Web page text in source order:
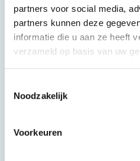
partners voor social media,
partners kunnen deze
informatie die u aan ze heeft
verzameld op basis van uw
Noodzakelijk
Voorkeuren
luistertips en
met het hartje als
Heb je je aangemeld
dat vind je hier terug,
webinar bij te wonen.
Wanneer je ingelogd